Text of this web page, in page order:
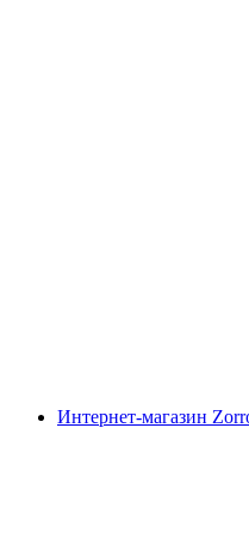
Интернет-магазин